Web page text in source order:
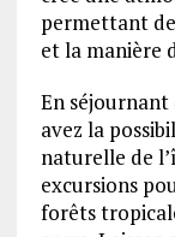
permettant
et la manière
En séjournant
avez la
naturelle de
excursions
forêts